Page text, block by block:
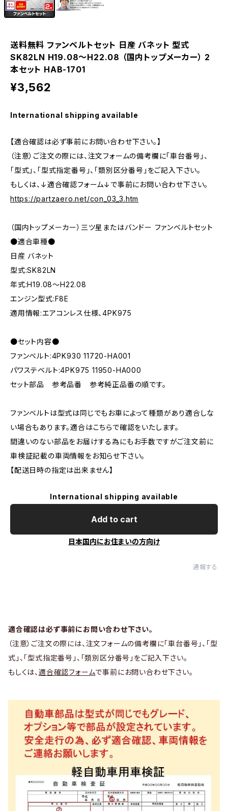
送料無料 ファンベルトセット 日産 バネット 型式
SK82LN H19.08～H22.08 （国内トップメーカー） 2
本セット HAB-1701
¥3,562
International shipping available
【適合確認は必ず事前にお問い合わせ下さい。】
（注意）ご注文の際には、注文フォームの備考欄に「車台番号」、
「型式」、「型式指定番号」、「類別区分番号」をご記入下さい。
もしくは、↓適合確認フォーム↓で事前にお問い合わせ下さい。
https://partzaero.net/con_03_3.htm
（国内トップメーカー）三ツ星またはバンドー ファンベルトセット
●適合車種●
日産 バネット
型式:SK82LN
年式:H19.08～H22.08
エンジン型式:F8E
適用情報:エアコンレス仕様、4PK975
●セット内容●
ファンベルト:4PK930 11720-HA001
パワステベルト:4PK975 11950-HA000
セット部品 参考品番 参考純正品番の順です。
ファンベルトは型式は同じでもお車によって種類があり適合しな
い場合もあります。適合はこちらで確認をいたします。
間違いのない部品をお届けする為にもお手数ですがご注文前に
車検証記載の車両情報をお知らせ下さい。
【配送日時の指定は出来ません】
International shipping available
Add to cart
日本国内にお住まいの方向け
通報する
適合確認は必ず事前にお問い合わせ下さい。
（注意）ご注文の際には、注文フォームの備考欄に「車台番号」、「型
式」、「型式指定番号」、「類別区分番号」をご記入下さい。
もしくは、 適合確認フォームで事前にお問い合わせ下さい。